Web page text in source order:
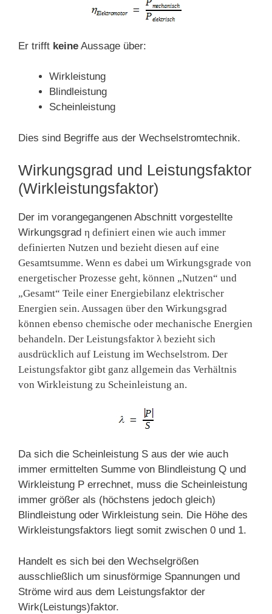
Er trifft keine Aussage über:
Wirkleistung
Blindleistung
Scheinleistung
Dies sind Begriffe aus der Wechselstromtechnik.
Wirkungsgrad und Leistungsfaktor
(Wirkleistungsfaktor)
Der im vorangegangenen Abschnitt vorgestellte
Wirkungsgrad η definiert einen wie auch immer
definierten Nutzen und bezieht diesen auf eine
Gesamtsumme. Wenn es dabei um Wirkungsgrade von
energetischer Prozesse geht, können „Nutzen“ und
„Gesamt“ Teile einer Energiebilanz elektrischer
Energien sein. Aussagen über den Wirkungsgrad
können ebenso chemische oder mechanische Energien
behandeln. Der Leistungsfaktor λ bezieht sich
ausdrücklich auf Leistung im Wechselstrom. Der
Leistungsfaktor gibt ganz allgemein das Verhältnis
von Wirkleistung zu Scheinleistung an.
Da sich die Scheinleistung S aus der wie auch
immer ermittelten Summe von Blindleistung Q und
Wirkleistung P errechnet, muss die Scheinleistung
immer größer als (höchstens jedoch gleich)
Blindleistung oder Wirkleistung sein. Die Höhe des
Wirkleistungsfaktors liegt somit zwischen 0 und 1.
Handelt es sich bei den Wechselgrößen
ausschließlich um sinusförmige Spannungen und
Ströme wird aus dem Leistungsfaktor der
Wirk(Leistungs)faktor.